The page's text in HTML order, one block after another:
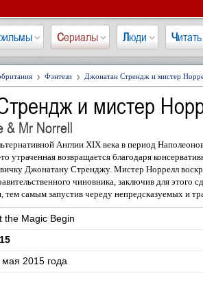
Сериалы Люди Читать
Фэнтези Джонатан Стрендж и мистер
и мистер
& Mr Norrell
Англии XIX века в период
утраченная возвращается благодаря
Джонатану Стренджу. Мистер Норрелл
чиновника, заключив для этого
тем самым запустив череду непредсказуемых и
the Magic Begin
мая 2015 года